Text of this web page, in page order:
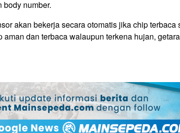
number.
akan bekerja secara otomatis jika chip terbaca
dan terbaca walaupun terkena hujan,